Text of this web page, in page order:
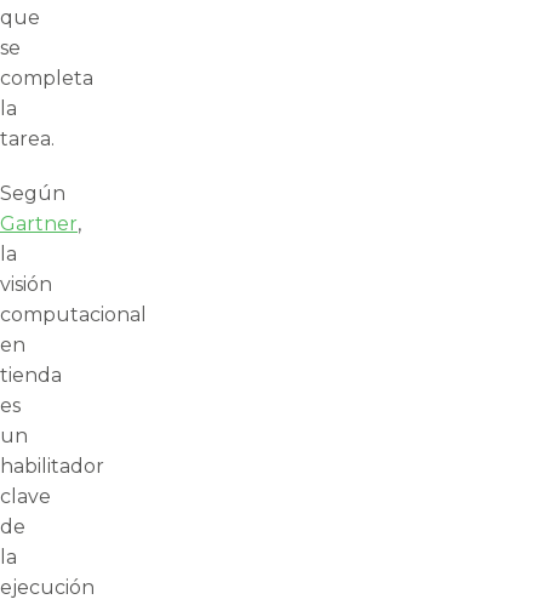
que
se
completa
la
tarea.
Según
Gartner,
la
visión
computacional
en
tienda
es
un
habilitador
clave
de
la
ejecución